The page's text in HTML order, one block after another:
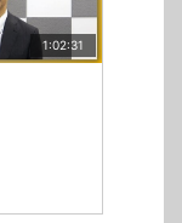
1:02:31